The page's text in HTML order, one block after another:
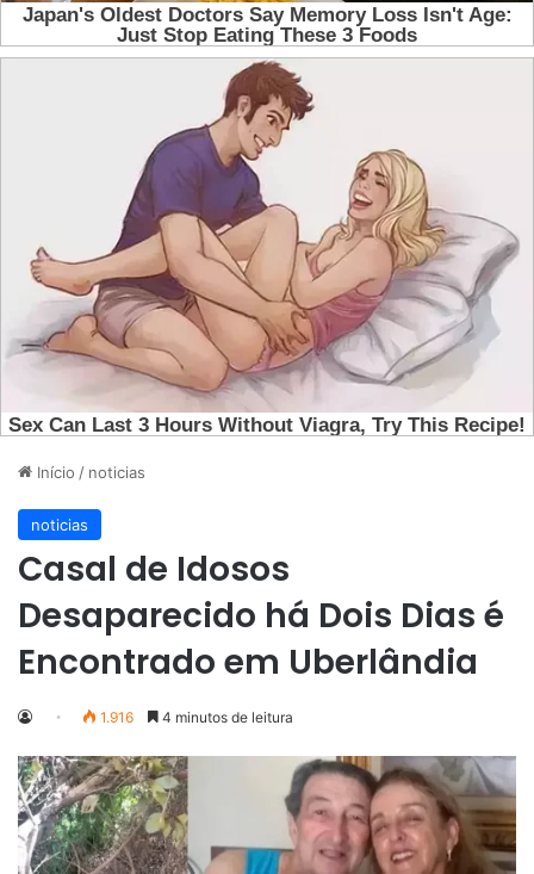
Início / noticias
noticias
Casal de Idosos
Desaparecido há Dois Dias é
Encontrado em Uberlândia
1.916 4 minutos de leitura